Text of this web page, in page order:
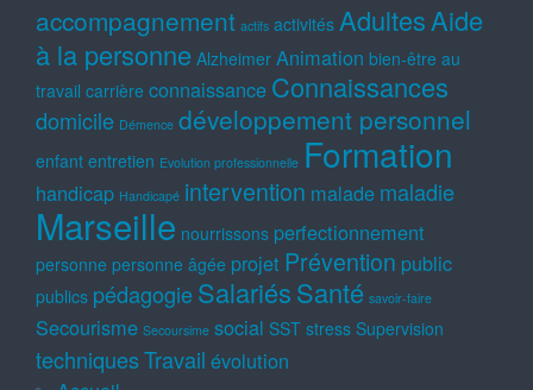
accompagnement actifs activités AdultesAide
à la personne Alzheimer Animation bien-être au
travail carrière connaissance Connaissances
domicile Démence développement personnel
enfant entretien Evolution professionnelle Formation
handicap Handicapé intervention malade maladie
Marseille nourrissons perfectionnement
personne personne âgée projet Prévention public
publics pédagogieSalariésSanté savoir-faire
Secourisme Secoursime social SST stress Supervision
techniquesTravail évolution